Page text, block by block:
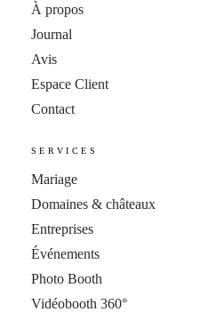
À propos
Journal
Avis
Espace Client
Contact
SERVICES
Mariage
Domaines & châteaux
Entreprises
Événements
Photo Booth
Vidéobooth 360°